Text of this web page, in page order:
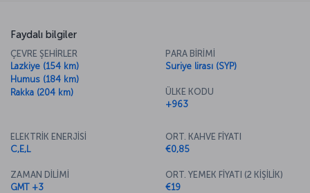
Halep’in ünlü kapalı çarşılarında dolaşabilir, eski şehrin dar
sokaklarında tarih kokusunu hissedebilir ve dünya mutfağına ilham
veren Halep lezzetlerini keşfedebilirsiniz. Şimdi bir Halep uçak bileti
alarak bu otantik şehri keşfetmeye başlayın.
Halep Havalimanı hakkında
Halep Havalimanı, Suriye'nin önemli uluslararası hava ulaşım
kilometre uzaklıkta bulunan havalimanında, hem iç hem de dış hatlar
için uçuşlar düzenleniyor. Halep Havalimanı, bölgedeki ticaret ve
kapılarından biri olmaya devam ediyor.
Faydalı bilgiler
ÇEVRE ŞEHİRLER
Lazkiye (154 km)
Humus (184 km)
Rakka (204 km)
PARA BİRİMİ
Suriye lirası (SYP)
ÜLKE KODU
+963
ELEKTRİK ENERJİSİ
C,E,L
ZAMAN DİLİMİ
GMT +3
ORT. KAHVE FİYATI
€0,85
ORT. YEMEK FİYATI (2 KİŞİLİK)
€19